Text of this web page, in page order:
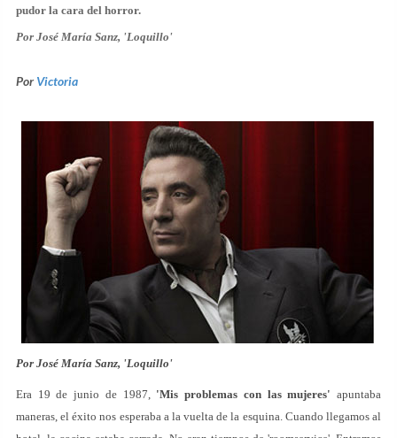
pudor la cara del horror.
Por José María Sanz, 'Loquillo'
PorVictoria
Por José María Sanz, 'Loquillo'
Era 19 de junio de 1987,'Mis problemas con las mujeres' apuntaba
maneras, el éxito nos esperaba a la vuelta de la esquina. Cuando llegamos al